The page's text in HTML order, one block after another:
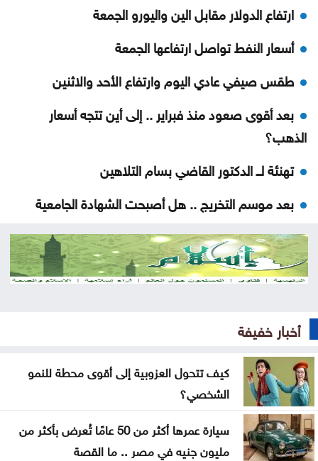
ارتفاع الدولار مقابل الين واليورو الجمعة
أسعار النفط تواصل ارتفاعها الجمعة
طقس صيفي عادي اليوم وارتفاع الأحد والاثنين
بعد أقوى صعود منذ فبراير .. إلى أين تتجه أسعار
الذهب؟
تهنئة لــ الدكتور القاضي بسام التلاهين
بعد موسم التخريج .. هل أصبحت الشهادة الجامعية
العنف ضد المرأة .. حق ام جريمة اختيار
أخيراً العالم يكتشف سبتة
هل الزواج علاقة صحية
من كريم خان إلى بيدرو سانشيز… كلفة الوقوف مع
فلسطين
جون إسبوزيتو ومجتمعات الإسلام: أحد آخر النبلاء
أخبار خفيفة
كيف تتحول العزوبية إلى أقوى محطة للنمو
الشخصي؟
سيارة عمرها أكثر من 50 عامًا تُعرض بأكثر من
مليون جنيه في مصر .. ما القصة